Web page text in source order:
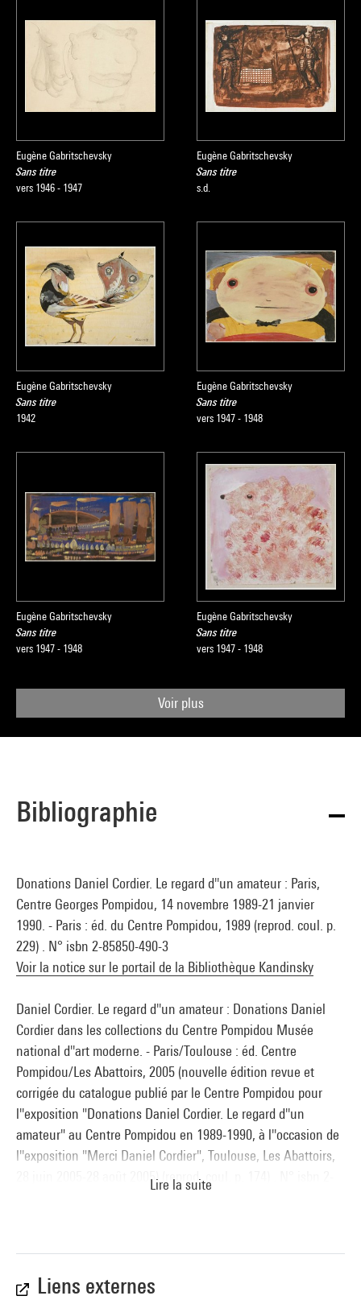
Eugène Gabritschevsky
Sans titre
vers 1946 - 1947
Eugène Gabritschevsky
Sans titre
s.d.
Eugène Gabritschevsky
Sans titre
1942
Eugène Gabritschevsky
Sans titre
vers 1947 - 1948
Eugène Gabritschevsky
Sans titre
vers 1947 - 1948
Eugène Gabritschevsky
Sans titre
vers 1947 - 1948
Voir plus
Bibliographie
Donations Daniel Cordier. Le regard d''un amateur : Paris,
Centre Georges Pompidou, 14 novembre 1989-21 janvier
1990. - Paris : éd. du Centre Pompidou, 1989 (reprod. coul. p.
229) . N° isbn 2-85850-490-3
Voir la notice sur le portail de la Bibliothèque Kandinsky
Daniel Cordier. Le regard d''un amateur : Donations Daniel
Cordier dans les collections du Centre Pompidou Musée
national d''art moderne. - Paris/Toulouse : éd. Centre
Pompidou/Les Abattoirs, 2005 (nouvelle édition revue et
corrigée du catalogue publié par le Centre Pompidou pour
l''exposition "Donations Daniel Cordier. Le regard d''un
amateur" au Centre Pompidou en 1989-1990, à l''occasion de
l''exposition "Merci Daniel Cordier", Toulouse, Les Abattoirs,
28 juin 2005-28 août 2005) (reprod. coul. p. 174) . N° isbn 2-
Lire la suite
Liens externes